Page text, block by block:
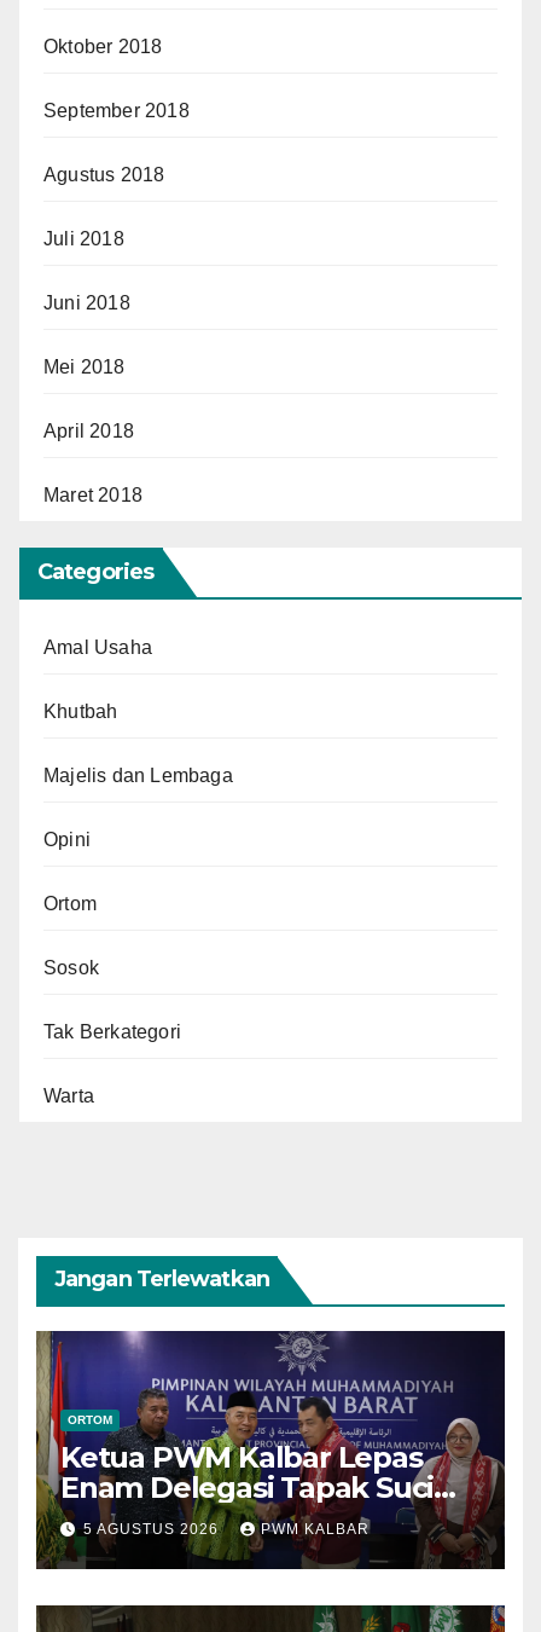
Oktober 2018
September 2018
Agustus 2018
Juli 2018
Juni 2018
Mei 2018
April 2018
Maret 2018
Categories
Amal Usaha
Khutbah
Majelis dan Lembaga
Opini
Ortom
Sosok
Tak Berkategori
Warta
Jangan Terlewatkan
ORTOM
Ketua PWM Kalbar Lepas
Enam Delegasi Tapak Suci
Menuju Muktamar XVI di
Semarang
5 AGUSTUS 2026 PWM KALBAR